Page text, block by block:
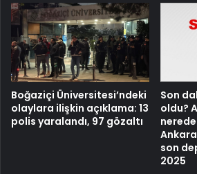
Boğaziçi Üniversitesi’ndeki
olaylara ilişkin açıklama: 13
polis yaralandı, 97 gözaltı
Son
oldu?
son
2025